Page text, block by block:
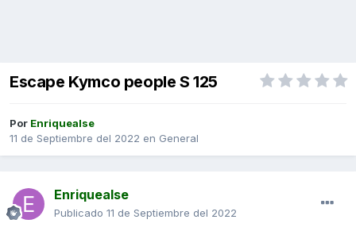
Escape Kymco people S 125
Por Enriquealse
11 de Septiembre del 2022 en General
Enriquealse
Publicado 11 de Septiembre del 2022